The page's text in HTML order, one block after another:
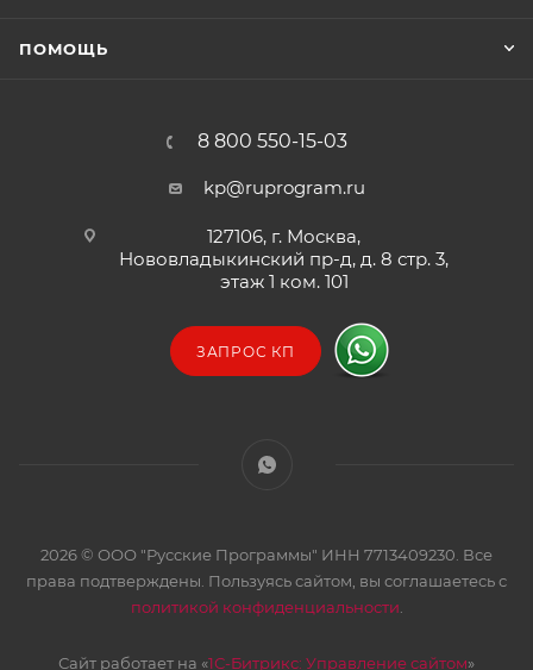
ПОМОЩЬ
8 800 550-15-03
kp@ruprogram.ru
127106, г. Москва,
Нововладыкинский пр-д, д. 8 стр. 3,
этаж 1 ком. 101
ЗАПРОС КП
2026 © ООО "Русские Программы" ИНН 7713409230. Все
права подтверждены. Пользуясь сайтом, вы соглашаетесь с
политикой конфиденциальности
Сайт работает на «1С-Битрикс: Управление сайтом»